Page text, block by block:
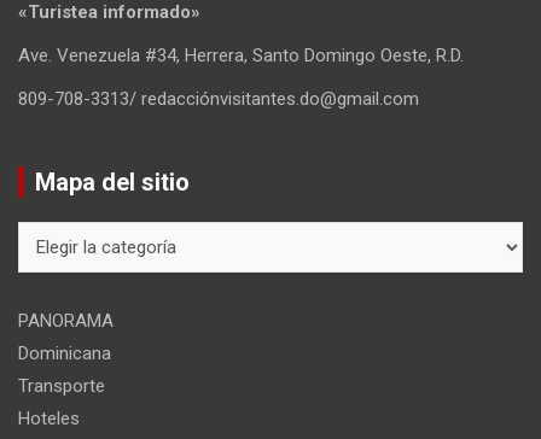
«Turistea informado»
Ave. Venezuela #34, Herrera, Santo Domingo Oeste, R.D.
809-708-3313/ redacciónvisitantes.do@gmail.com
Mapa del sitio
del
PANORAMA
Dominicana
Transporte
Hoteles